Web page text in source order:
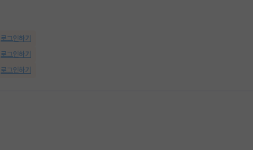
로그인하기
로그인하기
로그인하기